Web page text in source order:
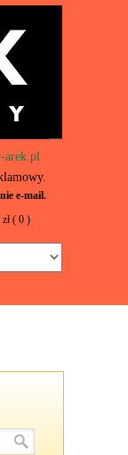
arek.pl
e-mail.
zł ( 0 )